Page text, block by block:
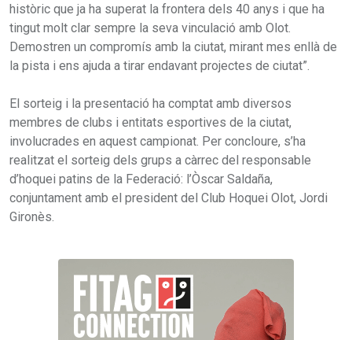
històric que ja ha superat la frontera dels 40 anys i que ha
tingut molt clar sempre la seva vinculació amb Olot.
Demostren un compromís amb la ciutat, mirant mes enllà de
la pista i ens ajuda a tirar endavant projectes de ciutat”.
El sorteig i la presentació ha comptat amb diversos
membres de clubs i entitats esportives de la ciutat,
involucrades en aquest campionat. Per concloure, s’ha
realitzat el sorteig dels grups a càrrec del responsable
d’hoquei patins de la Federació: l’Òscar Saldaña,
conjuntament amb el president del Club Hoquei Olot, Jordi
Gironès.